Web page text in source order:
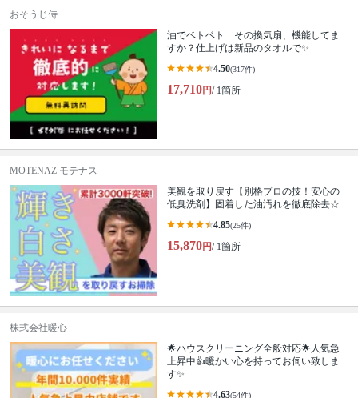
おそうじ侍
油でベトベト…その換気扇、機能してま
すか？仕上げは新品のタオルで✨
4.50(317件)
17,710円/ 1箇所
MOTENAZ モテナス
美観を取り戻す【別格プロの技！安心の
低臭洗剤】固着した油汚れを徹底除去☆
4.85(25件)
15,870円/ 1箇所
株式会社暖心
🌟ハウスクリーニング全般対応🌟人気急
上昇中👍暖かい心を持ってお伺い致しま
す✨
4.63(54件)